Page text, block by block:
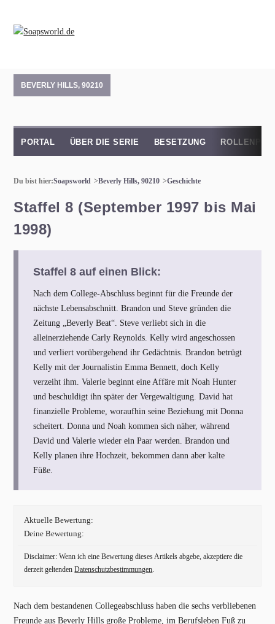
BEVERLY HILLS, 90210
PORTAL ÜBER DIE SERIE BESETZUNG
Du bist hier:Soapsworld Beverly Hills, 90210 Geschichte
Staffel 8 (September 1997 bis Mai
1998)
Staffel 8 auf einen Blick:
Nach dem College-Abschluss beginnt für die Freunde der
nächste Lebensabschnitt. Brandon und Steve gründen die
Zeitung „Beverly Beat“. Steve verliebt sich in die
alleinerziehende Carly Reynolds. Kelly wird angeschossen
und verliert vorübergehend ihr Gedächtnis. Brandon betrügt
Kelly mit der Journalistin Emma Bennett, doch Kelly
verzeiht ihm. Valerie beginnt eine Affäre mit Noah Hunter
und beschuldigt ihn später der Vergewaltigung. David hat
finanzielle Probleme, woraufhin seine Beziehung mit Donna
scheitert. Donna und Noah kommen sich näher, während
David und Valerie wieder ein Paar werden. Brandon und
Kelly planen ihre Hochzeit, bekommen dann aber kalte
Füße.
Aktuelle Bewertung:
Deine Bewertung:
Disclaimer: Wenn ich eine Bewertung dieses Artikels abgebe, akzeptiere die
derzeit geltendenDatenschutzbestimmungen.
Nach dem bestandenen Collegeabschluss haben die sechs verbliebenen
Freunde aus Beverly Hills große Probleme, im Berufsleben Fuß zu